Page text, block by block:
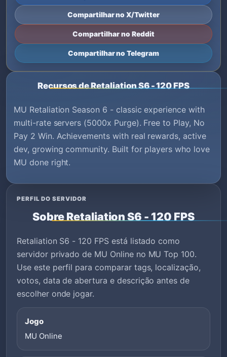
Compartilhar no X/Twitter
Compartilhar no Reddit
Compartilhar no Telegram
Recursos de Retaliation S6 - 120 FPS
MU Retaliation Season 6 - classic experience with
multi-rate servers (5000x Purge). Free to Play, No
Pay 2 Win. Achievements with real rewards, active
dev, growing community. Built for players who love
MU done right.
PERFIL DO SERVIDOR
Sobre Retaliation S6 - 120 FPS
Retaliation S6 - 120 FPS está listado como
servidor privado de MU Online no MU Top 100.
Use este perfil para comparar tags, localização,
votos, data de abertura e descrição antes de
escolher onde jogar.
Jogo
MU Online